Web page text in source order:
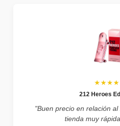
212 Heroes
"Buen precio en relación
tienda muy